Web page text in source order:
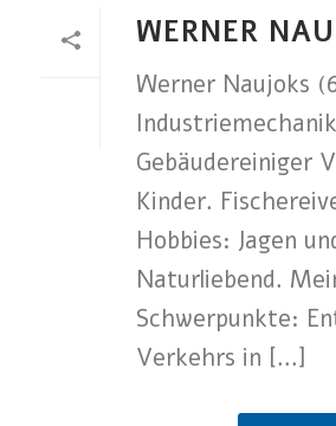
WERNER
Werner Naujoks
Gebäudereiniger
Kinder.
Hobbies: Jagen
Naturliebend.
Schwerpunkte:
Verkehrs in [...]